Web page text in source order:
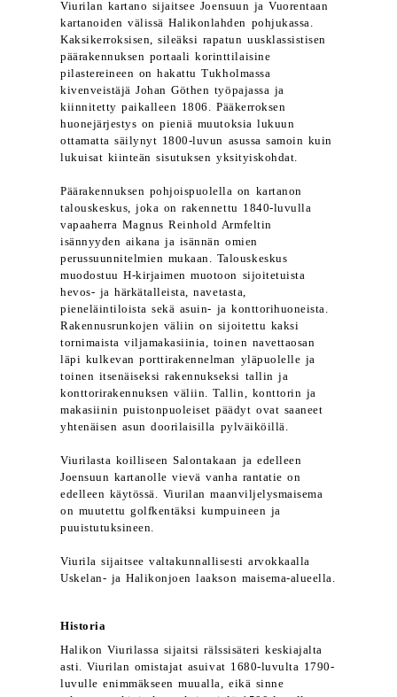
Viurilan kartano sijaitsee Joensuun ja Vuorentaan
kartanoiden välissä Halikonlahden pohjukassa.
Kaksikerroksisen, sileäksi rapatun uusklassistisen
päärakennuksen portaali korinttilaisine
pilastereineen on hakattu Tukholmassa
kivenveistäjä Johan Göthen työpajassa ja
kiinnitetty paikalleen 1806. Pääkerroksen
huonejärjestys on pieniä muutoksia lukuun
ottamatta säilynyt 1800-luvun asussa samoin kuin
lukuisat kiinteän sisutuksen yksityiskohdat.
Päärakennuksen pohjoispuolella on kartanon
talouskeskus, joka on rakennettu 1840-luvulla
vapaaherra Magnus Reinhold Armfeltin
isännyyden aikana ja isännän omien
perussuunnitelmien mukaan. Talouskeskus
muodostuu H-kirjaimen muotoon sijoitetuista
hevos- ja härkätalleista, navetasta,
pieneläintiloista sekä asuin- ja konttorihuoneista.
Rakennusrunkojen väliin on sijoitettu kaksi
tornimaista viljamakasiinia, toinen navettaosan
läpi kulkevan porttirakennelman yläpuolelle ja
toinen itsenäiseksi rakennukseksi tallin ja
konttorirakennuksen väliin. Tallin, konttorin ja
makasiinin puistonpuoleiset päädyt ovat saaneet
yhtenäisen asun doorilaisilla pylväiköillä.
Viurilasta koilliseen Salontakaan ja edelleen
Joensuun kartanolle vievä vanha rantatie on
edelleen käytössä. Viurilan maanviljelysmaisema
on muutettu golfkentäksi kumpuineen ja
puuistutuksineen.
Viurila sijaitsee valtakunnallisesti arvokkaalla
Uskelan- ja Halikonjoen laakson maisema-alueella.
Historia
Halikon Viurilassa sijaitsi rälssisäteri keskiajalta
asti. Viurilan omistajat asuivat 1680-luvulta 1790-
luvulle enimmäkseen muualla, eikä sinne